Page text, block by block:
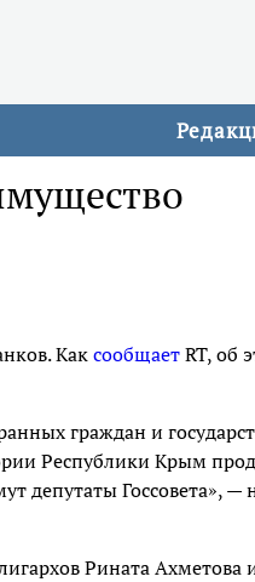
КаксообщаетRT, об
граждан и
Республики Крым
депутаты Госсовета», —
Рината Ахметова